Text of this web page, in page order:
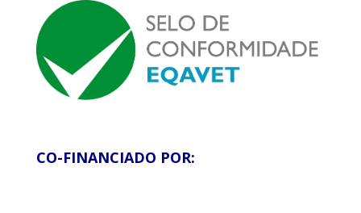
CO-FINANCIADO POR: